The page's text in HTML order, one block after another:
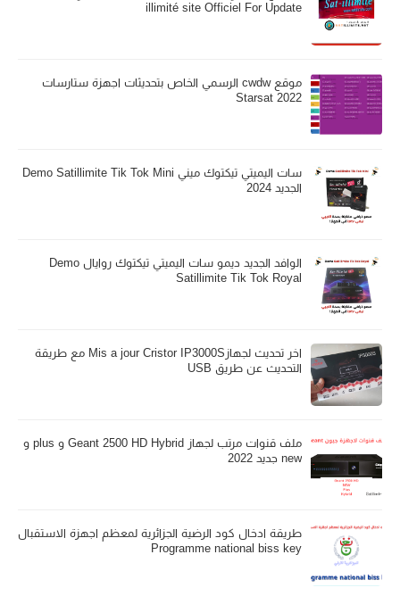
illimité site Officiel For Update
موقع cwdw الرسمي الخاص بتحديثات اجهزة ستارسات
Starsat 2022
سات اليميتي تيكتوك ميني Demo Satillimite Tik Tok Mini
الجديد 2024
الوافد الجديد ديمو سات اليميتي تيكتوك روايال Demo
Satillimite Tik Tok Royal
اخر تحديث لجهازMis a jour Cristor IP3000S مع طريقة
التحديث عن طريق USB
ملف قنوات مرتب لجهاز Geant 2500 HD Hybrid و plus و
new جديد 2022
طريقة ادخال كود الرضية الجزائرية لمعظم اجهزة الاستقبال
Programme national biss key